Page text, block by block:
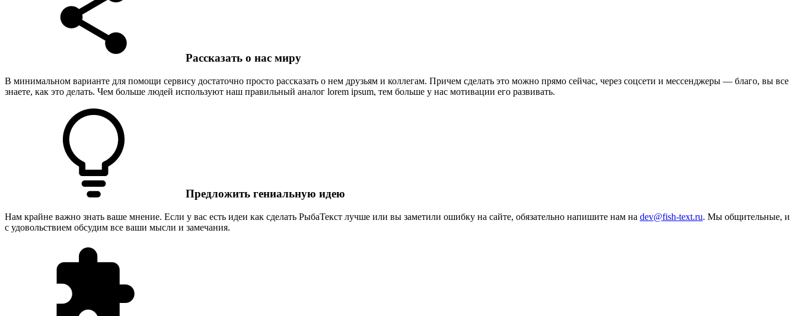
Рассказать о нас миру
В минимальном варианте для помощи сервису достаточно просто рассказать о нем друзьям и коллегам. Причем сделать это можно прямо сейчас, через соцсети и мессенджеры — благо, вы все
знаете, как это делать. Чем больше людей используют наш правильный аналог lorem ipsum, тем больше у нас мотивации его развивать.
Предложить гениальную идею
Нам крайне важно знать ваше мнение. Если у вас есть идеи как сделать РыбаТекст лучше или вы заметили ошибку на сайте, обязательно напишите нам на dev@fish-text.ru. Мы общительные, и
с удовольствием обсудим все ваши мысли и замечания.